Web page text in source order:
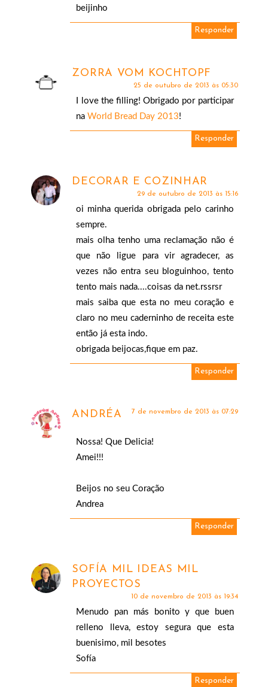
beijinho
Responder
ZORRA VOM KOCHTOPF
25 de outubro de 2013 às 05:30
I love the filling! Obrigado por participar
naWorld Bread Day 2013!
Responder
DECORAR E COZINHAR
29 de outubro de 2013 às 15:16
oi minha querida obrigada pelo carinho
sempre.
mais olha tenho uma reclamação não é
que não ligue para vir agradecer, as
vezes não entra seu bloguinhoo, tento
tento mais nada....coisas da net.rssrsr
mais saiba que esta no meu coração e
claro no meu caderninho de receita este
então já esta indo.
obrigada beijocas,fique em paz.
Responder
ANDRÉA 7 de novembro de 2013 às 07:29
Nossa! Que Delicia!
Amei!!!
Beijos no seu Coração
Andrea
Responder
SOFÍA MIL IDEAS MIL
PROYECTOS
10 de novembro de 2013 às 19:34
Menudo pan más bonito y que buen
relleno lleva, estoy segura que esta
buenisimo, mil besotes
Sofía
Responder